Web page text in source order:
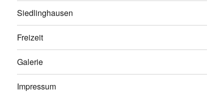
Siedlinghausen
Freizeit
Galerie
Impressum